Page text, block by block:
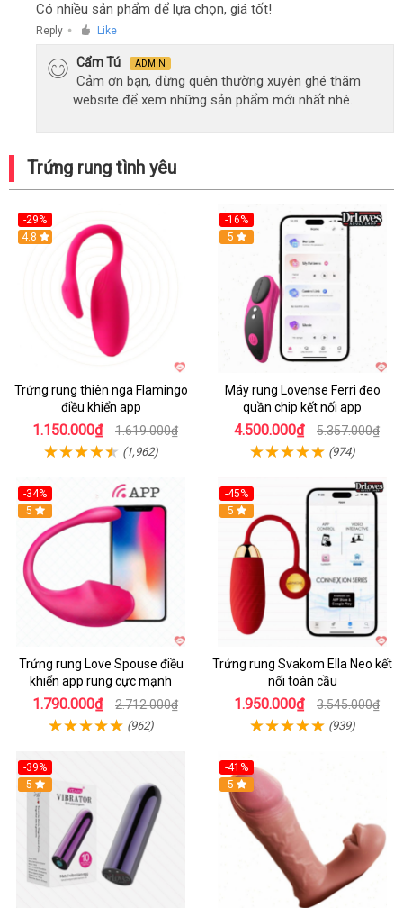
Có nhiều sản phẩm để lựa chọn, giá tốt!
Reply ● Like
Cẩm Tú ADMIN
Cảm ơn bạn, đừng quên thường xuyên ghé thăm
website để xem những sản phẩm mới nhất nhé.
Trứng rung tình yêu
-29%
Hot
4.8
Trứng rung thiên nga Flamingo
điều khiển app
1.150.000₫ 1.619.000₫
(1,962)
-16%
Hot
5
Máy rung Lovense Ferri đeo
quần chip kết nối app
4.500.000₫ 5.357.000₫
(974)
-34%
5
Trứng rung Love Spouse điều
khiển app rung cực mạnh
1.790.000₫ 2.712.000₫
(962)
-45%
Hot
5
Trứng rung Svakom Ella Neo kết
nối toàn cầu
1.950.000₫ 3.545.000₫
(939)
-39%
Hot
5
-41%
Hot
5